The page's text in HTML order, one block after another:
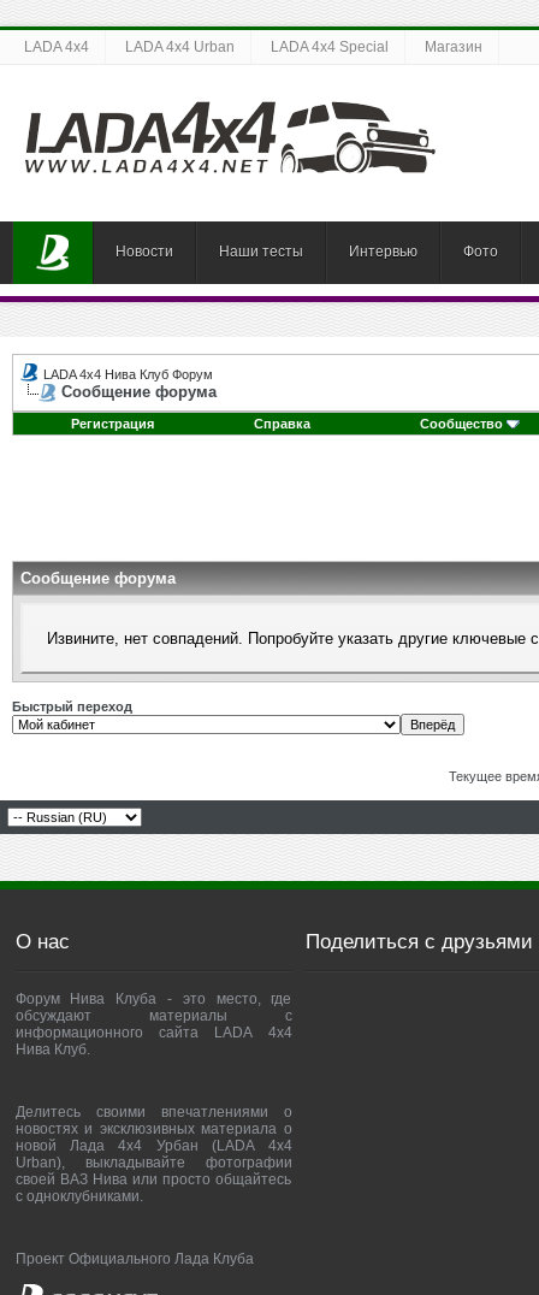
LADA 4x4 LADA 4x4 Urban LADA 4x4 Special Магазин
Новости Наши тесты Интервью Фото
LADA 4x4 Нива Клуб Форум
Сообщение форума
Регистрация Справка Сообщество
Сообщение форума
Извините, нет совпадений. Попробуйте указать другие ключевые
Быстрый переход
Текущее
О нас
Форум Нива Клуба - это место, где
обсуждают материалы с
информационного сайта LADA 4x4
Нива Клуб.
Делитесь своими впечатлениями о
новостях и эксклюзивных материала о
новой Лада 4х4 Урбан (LADA 4x4
Urban), выкладывайте фотографии
своей ВАЗ Нива или просто общайтесь
с одноклубниками.
Проект Официального Лада Клуба
Поделиться с друзьями